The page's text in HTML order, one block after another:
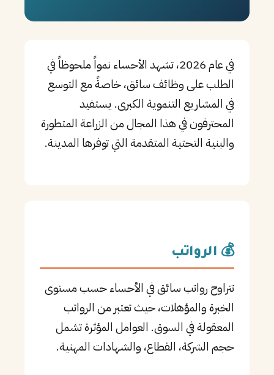
في عام 2026، تشهد الأحساء نمواً ملحوظاً في
الطلب على وظائف سائق، خاصةً مع التوسع
في المشاريع التنموية الكبرى. يستفيد
المحترفون في هذا المجال من الزراعة المتطورة
والبنية التحتية المتقدمة التي توفرها المدينة.
💰 الرواتب
تتراوح رواتب سائق في الأحساء حسب مستوى
الخبرة والمؤهلات، حيث تعتبر من الرواتب
المعقولة في السوق. العوامل المؤثرة تشمل
حجم الشركة، القطاع، والشهادات المهنية.